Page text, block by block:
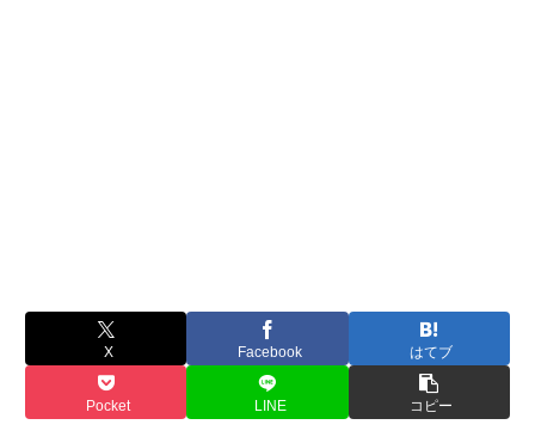
X Facebook はてブ
Pocket LINE コピー